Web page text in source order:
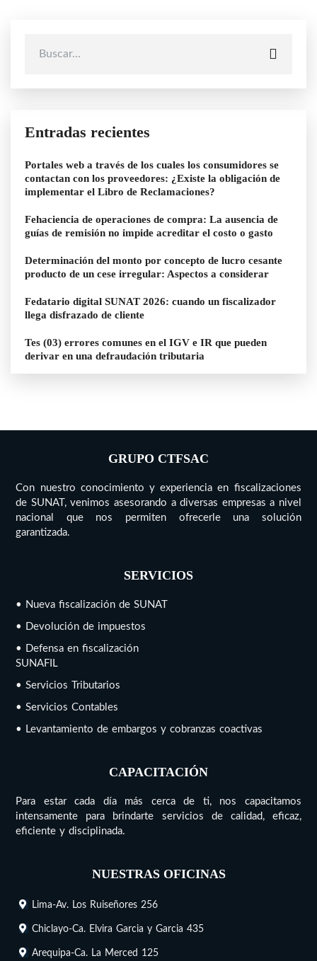
Entradas recientes
Portales web a través de los cuales los consumidores se
contactan con los proveedores: ¿Existe la obligación de
implementar el Libro de Reclamaciones?
Fehaciencia de operaciones de compra: La ausencia de
guías de remisión no impide acreditar el costo o gasto
Determinación del monto por concepto de lucro cesante
producto de un cese irregular: Aspectos a considerar
Fedatario digital SUNAT 2026: cuando un fiscalizador
llega disfrazado de cliente
Tes (03) errores comunes en el IGV e IR que pueden
derivar en una defraudación tributaria
GRUPO CTFSAC
Con nuestro conocimiento y experiencia en fiscalizaciones
de SUNAT, venimos asesorando a diversas empresas a nivel
nacional que nos permiten ofrecerle una solución
garantizada.
SERVICIOS
• Nueva fiscalización de SUNAT
• Devolución de impuestos
• Defensa en fiscalización
SUNAFIL
• Servicios Tributarios
• Servicios Contables
• Levantamiento de embargos y cobranzas coactivas
CAPACITACIÓN
Para estar cada día más cerca de ti, nos capacitamos
intensamente para brindarte servicios de calidad, eficaz,
eficiente y disciplinada.
NUESTRAS OFICINAS
Lima-Av. Los Ruiseñores 256
Chiclayo-Ca. Elvira Garcia y Garcia 435
Arequipa-Ca. La Merced 125